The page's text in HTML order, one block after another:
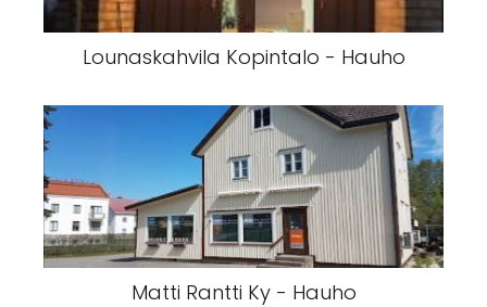
Lounaskahvila Kopintalo - Hauho
Matti Rantti Ky - Hauho